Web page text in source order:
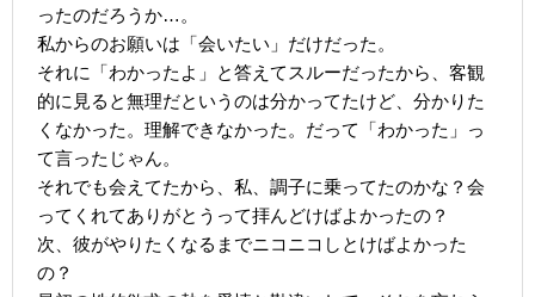
ったのだろうか…。
私からのお願いは「会いたい」だけだった。
それに「わかったよ」と答えてスルーだったから、客観
的に見ると無理だというのは分かってたけど、分かりた
くなかった。理解できなかった。だって「わかった」っ
て言ったじゃん。
それでも会えてたから、私、調子に乗ってたのかな？会
ってくれてありがとうって拝んどけばよかったの？
次、彼がやりたくなるまでニコニコしとけばよかった
の？